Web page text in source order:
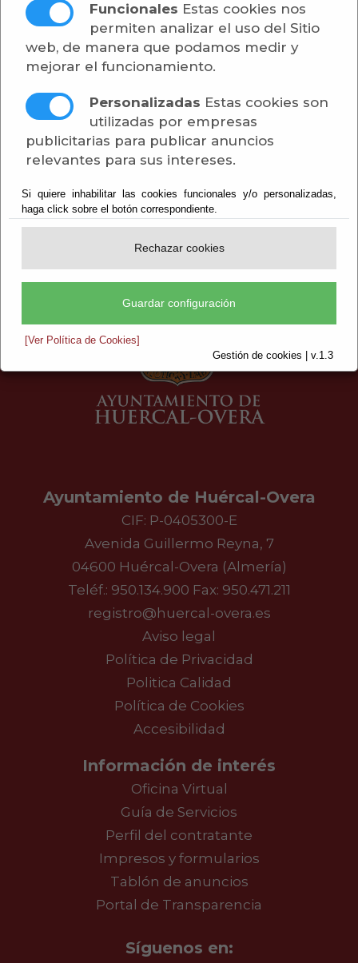
Funcionales Estas cookies nos
permiten analizar el uso del Sitio
web, de manera que podamos medir y
mejorar el funcionamiento.
Personalizadas Estas cookies son
utilizadas por empresas
publicitarias para publicar anuncios
relevantes para sus intereses.
Si quiere inhabilitar las cookies funcionales y/o personalizadas,
haga click sobre el botón correspondiente.
Rechazar cookies
Guardar configuración
[Ver Política de Cookies]
Gestión de cookies | v.1.3
Terrazos y Elementos
Constructivos
Ayuntamiento de Huércal-Overa
CIF: P-0405300-E
Avenida Guillermo Reyna, 7
04600 Huércal-Overa (Almería)
Teléf.: 950.134.900 Fax: 950.471.211
registro@huercal-overa.es
Aviso legal
Política de Privacidad
Politica Calidad
Política de Cookies
Accesibilidad
Información de interés
Oficina Virtual
Guía de Servicios
Perfil del contratante
Impresos y formularios
Tablón de anuncios
Portal de Transparencia
Síguenos en: